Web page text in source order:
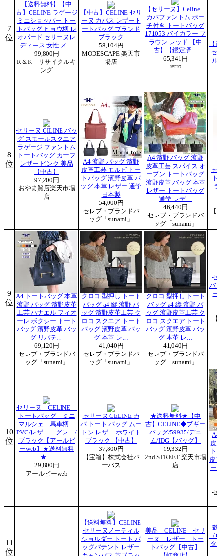
7
位
【送料無料】【中
古】CELINE ラゲージ
ミニショッパー トー
トバッグ ヒョウ柄 レ
オパード セリーヌレ
ディース 女性 メ…
99,800円
R＆K リサイクルキ
ング
【中古】CELINE セリ
ーヌ カバス レザート
ートバッグ ブランド
ブラック
58,104円
MODESCAPE 楽天市
場店
【セリーヌ】Celine
カバファントム ポー
チ付き トートバッグ
171053 バイカラー ブ
ラウン レッド 【中
古】【鑑定済…
65,341円
retro
8
位
セリーヌ CILINE バッ
グ スモールスクエア
ラゲージ ファントム
トートバッグ カーフ
レザー ピンク 美品
【中古】
97,200円
おやま質店楽天市場
店
A4 濱野 バッグ 濱野
皮革工芸 モルビ トー
トバッグ 濱野皮革 バ
ッグ 本革 レザー 通学
日本製
54,000円
セレブ・ブランドバ
ッグ「sunami」
A4 濱野 バッグ 濱野
皮革工芸 スパイス オ
ープン トートバッグ
濱野皮革 バッグ 本革
レザー トートバッグ
通学 レデ…
46,440円
セレブ・ブランドバ
ッグ「sunami」
9
位
A4 トートバッグ 本革
濱野 バッグ 濱野皮革
工芸 ハナエル フィオ
ーレ ボクシー トート
バッグ 濱野皮革 バッ
グ リバテ…
69,120円
セレブ・ブランドバ
ッグ「sunami」
クロコ 型押し トート
バッグ a4 縦 濱野 バ
ッグ 濱野皮革工芸 ク
ロコ スクエア トート
バッグ 濱野皮革 バッ
グ 本革 レ…
41,040円
セレブ・ブランドバ
ッグ「sunami」
クロコ 型押し トート
バッグ a4 縦 濱野 バ
ッグ 濱野皮革工芸 ク
ロコ スクエア トート
バッグ 濱野皮革 バッ
グ 本革 レ…
41,040円
セレブ・ブランドバ
ッグ「sunami」
バ
10
位
セリーヌ CELINE
トートバッグ ミニ
マルシェ 馬車柄
PVC/レザー グレー/
ブラック【アールビ
ーweb】★送料無料
★…
29,800円
アールビーweb
セリーヌ CELINE カ
バ トート バッグ ムー
トン レザー ホワイト
ブラック 【中古】
37,800円
【宝箱】株式会社パ
ーパス
★送料無料★【中
古】CELINE◆ブギー
バッグ/59935/デニ
ム/IDG【バッグ】
19,332円
2nd STREET 楽天市場
店
皮
11
位
【送料無料】CELINE
セリーヌノーティル
ショルダー トート バ
ッグパテント レザー
美品 CELINE セリ
ーヌ レザー トー
トバッグ【中古】